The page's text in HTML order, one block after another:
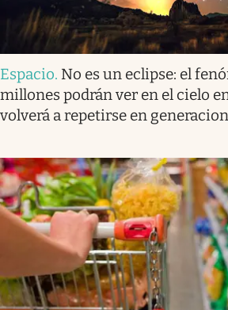
Espacio. No es un eclipse: el
millones podrán ver en el cielo
volverá a repetirse en